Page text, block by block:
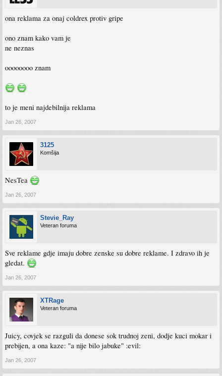
ona reklama za onaj coldrex protiv gripe
ono znam kako vam je
ne neznas
oooooooo znam
to je meni najdebilnija reklama
Jan 26, 2007
3125
Komšija
NesTea
Jan 26, 2007
Stevie_Ray
Veteran foruma
Sve reklame gdje imaju dobre zenske su dobre reklame. I zdravo ih je
gledat.
Jan 26, 2007
XTRage
Veteran foruma
Juicy, covjek se razguli da donese sok trudnoj zeni, dodje kuci mokar i
prebijen, a ona kaze: "a nije bilo jabuke" :evil:
Jan 26, 2007